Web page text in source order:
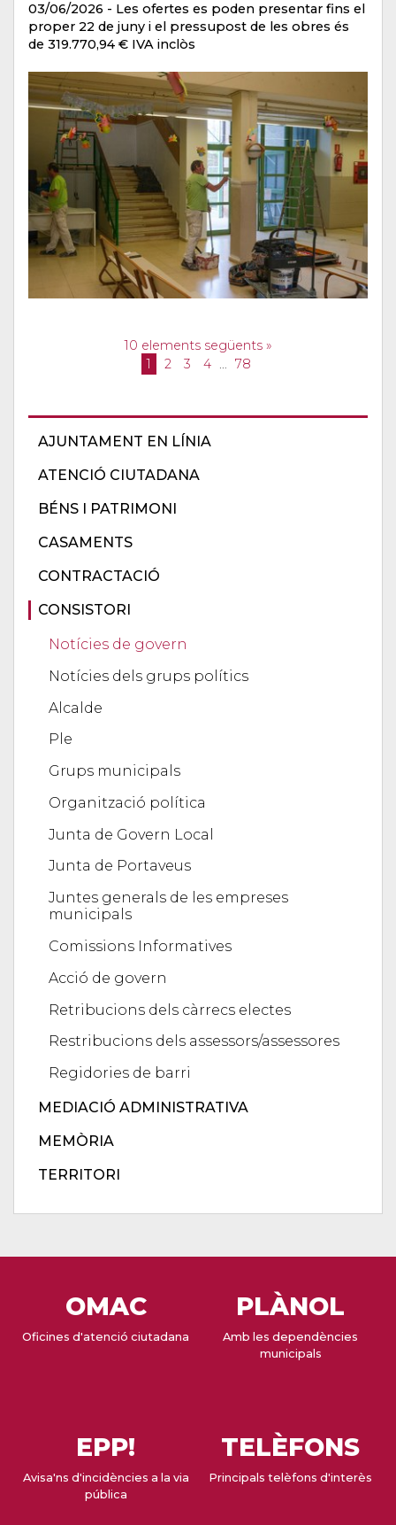
AJUNTAMENT EN LÍNIA
ATENCIÓ CIUTADANA
BÉNS I PATRIMONI
CASAMENTS
CONTRACTACIÓ
CONSISTORI
Notícies de govern
Notícies dels grups polítics
Alcalde
Ple
Grups municipals
Organització política
Junta de Govern Local
Junta de Portaveus
Juntes generals de les empreses
municipals
Comissions Informatives
Acció de govern
Retribucions dels càrrecs electes
Restribucions dels assessors/assessores
Regidories de barri
MEDIACIÓ ADMINISTRATIVA
MEMÒRIA
TERRITORI
03/06/2026 - Les ofertes es poden presentar fins el
proper 22 de juny i el pressupost de les obres és
de 319.770,94 € IVA inclòs
10 elements següents »
1
2 3 4 … 78
OMAC
Oficines d'atenció ciutadana
PLÀNOL
Amb les dependències
municipals
EPP!
Avisa'ns d'incidències a la via
pública
TELÈFONS
Principals telèfons d'interès